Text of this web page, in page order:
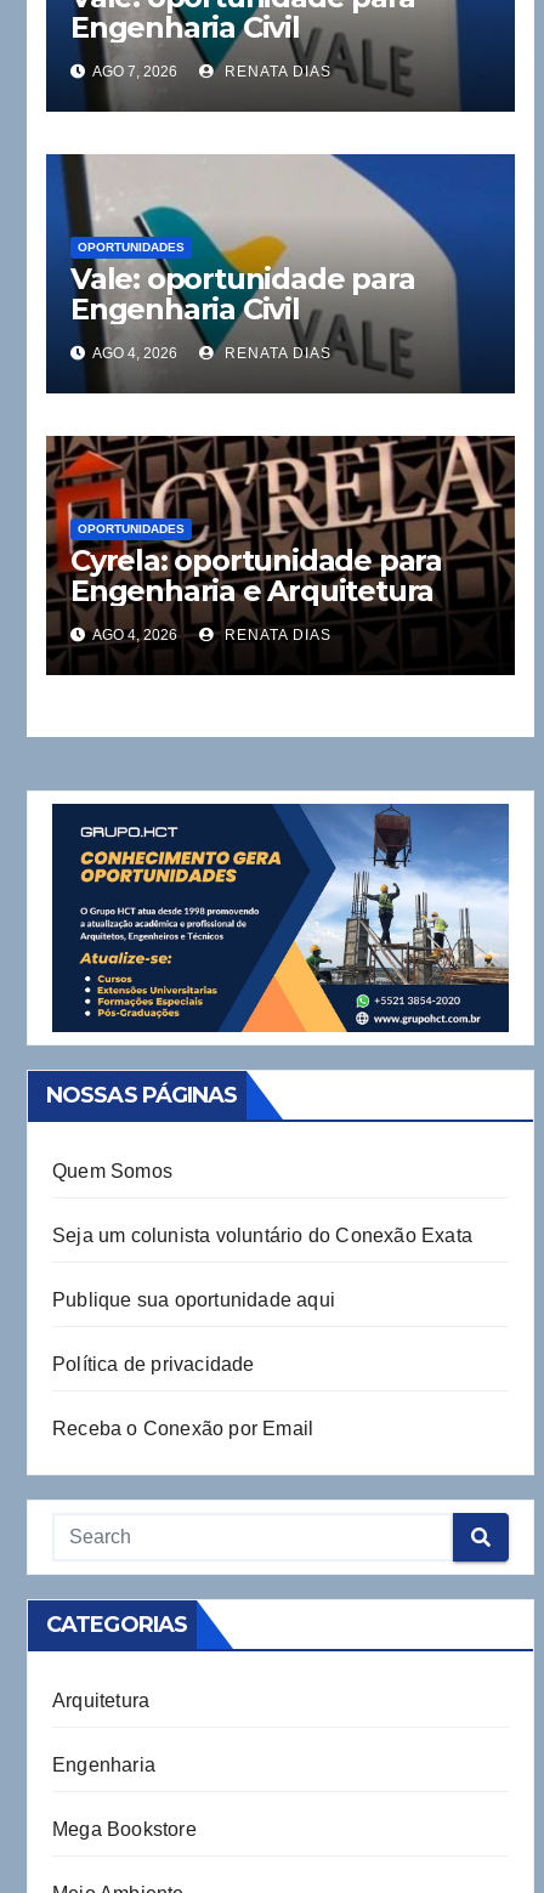
Engenharia Civil
AGO 7, 2026 RENATA DIAS
OPORTUNIDADES
Vale: oportunidade para
Engenharia Civil
AGO 4, 2026 RENATA DIAS
OPORTUNIDADES
Cyrela: oportunidade para
Engenharia e Arquitetura
AGO 4, 2026 RENATA DIAS
NOSSAS PÁGINAS
Quem Somos
Seja um colunista voluntário do Conexão Exata
Publique sua oportunidade aqui
Política de privacidade
Receba o Conexão por Email
CATEGORIAS
Arquitetura
Engenharia
Mega Bookstore